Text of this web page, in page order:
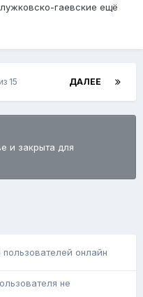
гаевские ещё
ДАЛЕЕ
15
и закрыта для
пользователей онлайн
не